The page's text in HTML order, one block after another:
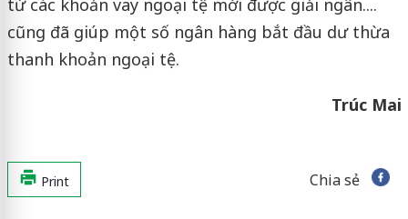
từ các khoản vay ngoại tệ mới được giải ngân....
cũng đã giúp một số ngân hàng bắt đầu dư thừa
thanh khoản ngoại tệ.
Trúc Mai
Print Chia sẻ